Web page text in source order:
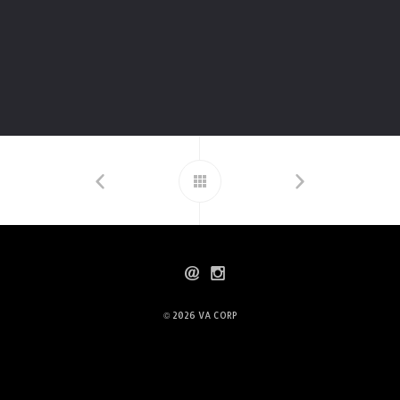
© 2026 VA CORP